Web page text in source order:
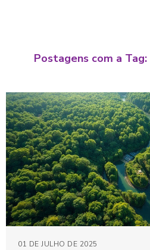
Postagens com a Tag:
01 DE JULHO DE 2025